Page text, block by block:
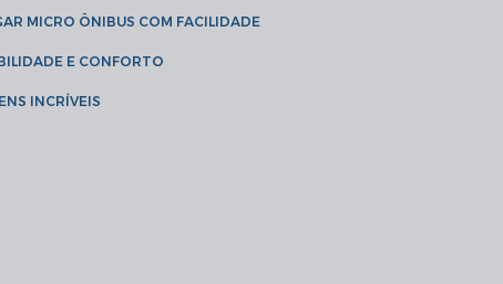
MICRO ÔNIBUS COM FACILIDADE
E CONFORTO
INCRÍVEIS